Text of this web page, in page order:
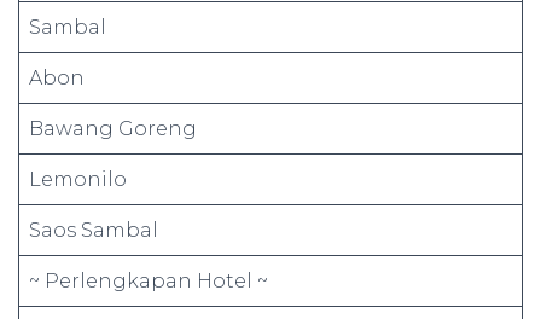
Sambal
Abon
Bawang Goreng
Lemonilo
Saos Sambal
~ Perlengkapan Hotel ~